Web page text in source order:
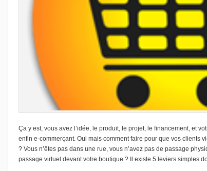
Ça y est, vous avez l’idée, le produit, le projet, le financement, et
enfin e-commerçant. Oui mais comment faire pour que vos clients
? Vous n’êtes pas dans une rue, vous n’avez pas de passage
passage virtuel devant votre boutique ? Il existe 5 leviers simples